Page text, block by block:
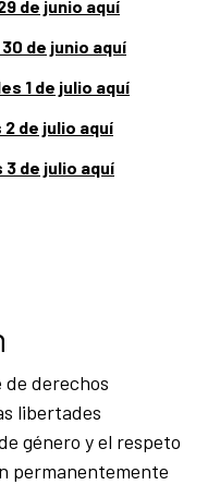
de junio aquí
de junio aquí
1 de julio aquí
de julio aquí
de julio aquí
derechos
libertades
género y el respeto
permanentemente